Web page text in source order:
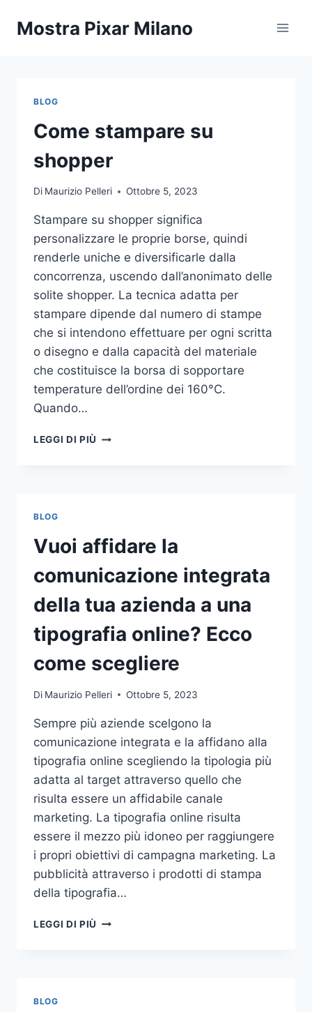
Mostra Pixar Milano
BLOG
Come stampare su
shopper
Di Maurizio Pelleri Ottobre 5, 2023
Stampare su shopper significa
personalizzare le proprie borse, quindi
renderle uniche e diversificarle dalla
concorrenza, uscendo dall’anonimato delle
solite shopper. La tecnica adatta per
stampare dipende dal numero di stampe
che si intendono effettuare per ogni scritta
o disegno e dalla capacità del materiale
che costituisce la borsa di sopportare
temperature dell’ordine dei 160°C.
Quando…
LEGGI DI PIÙ COME
BLOG
Vuoi affidare la
comunicazione integrata
della tua azienda a una
tipografia online? Ecco
come scegliere
Di Maurizio Pelleri Ottobre 5, 2023
Sempre più aziende scelgono la
comunicazione integrata e la affidano alla
tipografia online scegliendo la tipologia più
adatta al target attraverso quello che
risulta essere un affidabile canale
marketing. La tipografia online risulta
essere il mezzo più idoneo per raggiungere
i propri obiettivi di campagna marketing. La
pubblicità attraverso i prodotti di stampa
della tipografia…
LEGGI DI PIÙ VUOI
BLOG